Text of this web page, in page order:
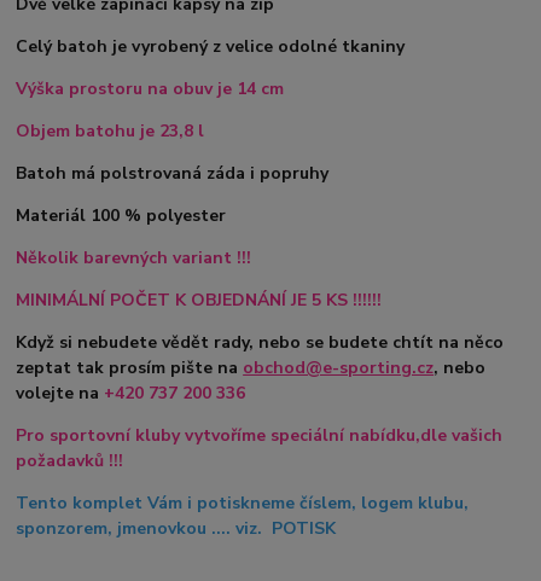
Celý batoh je vyrobený z velice odolné tkaniny
Výška prostoru na obuv je 14 cm
Objem batohu je 23,8 l
Batoh má polstrovaná záda i popruhy
Materiál 100 % polyester
Několik barevných variant !!!
MINIMÁLNÍ POČET K OBJEDNÁNÍ JE 5 KS !!!!!!
Když si nebudete vědět rady, nebo se budete chtít na něco
zeptat tak prosím pište na obchod@e-sporting.cz, nebo
volejte na +420 737 200 336
Pro sportovní kluby vytvoříme speciální nabídku,dle vašich
požadavků !!!
Tento komplet Vám i potiskneme číslem, logem klubu,
sponzorem, jmenovkou .... viz. POTISK